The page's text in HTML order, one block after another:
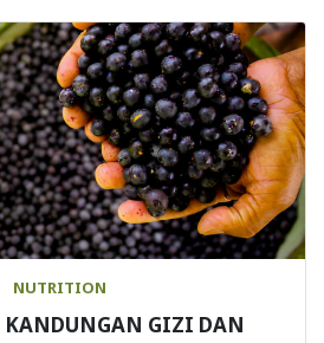
NUTRITION
KANDUNGAN GIZI DAN